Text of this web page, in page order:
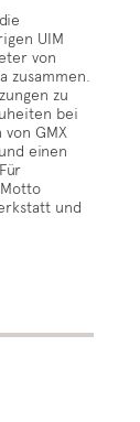
UIM
von
zusammen.
zu
bei
GMX
einen
und